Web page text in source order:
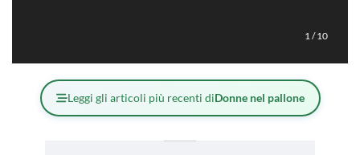
1 /10
Leggi gli articoli più recenti diDonne nel pallone